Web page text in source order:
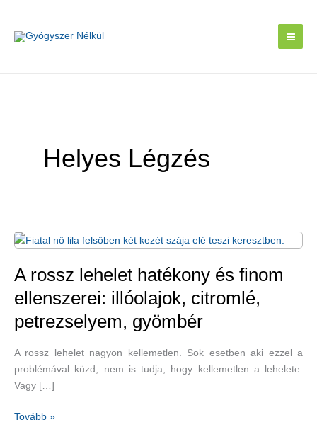
content
Helyes Légzés
A rossz lehelet hatékony és finom
ellenszerei: illóolajok, citromlé,
petrezselyem, gyömbér
A rossz lehelet nagyon kellemetlen. Sok esetben aki ezzel a
problémával küzd, nem is tudja, hogy kellemetlen a lehelete.
Vagy […]
A
Tovább »